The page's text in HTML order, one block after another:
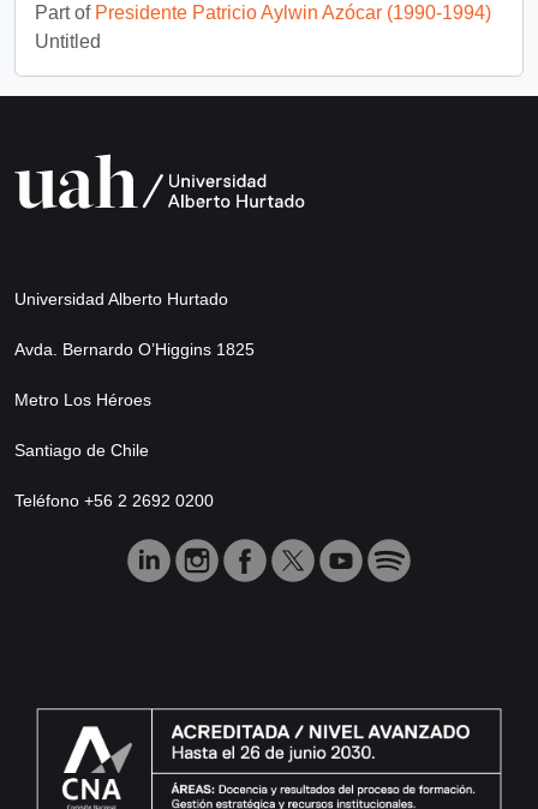
Part of Presidente Patricio Aylwin Azócar (1990-1994)
Untitled
Universidad Alberto Hurtado
Avda. Bernardo O’Higgins 1825
Metro Los Héroes
Santiago de Chile
Teléfono +56 2 2692 0200